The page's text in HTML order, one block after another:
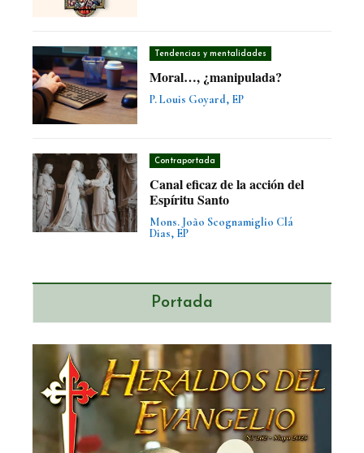
Tendencias y mentalidades
Moral…, ¿manipulada?
P. Louis Goyard, EP
Contraportada
Canal eficaz de la acción del
Espíritu Santo
Mons. João Scognamiglio Clá
Dias, EP
Portada